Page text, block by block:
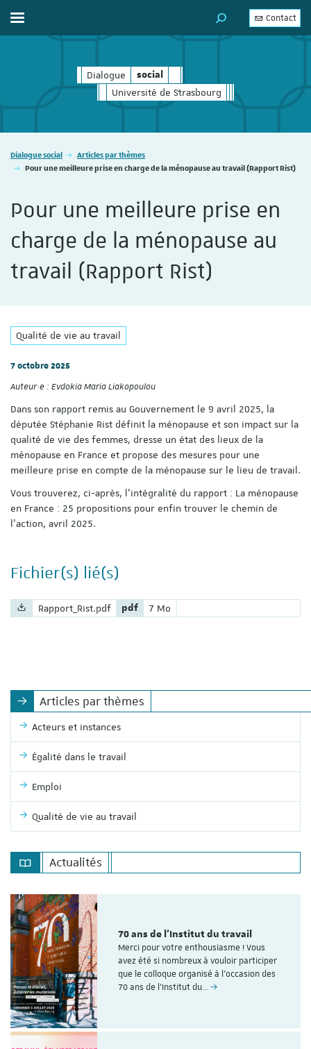
Dialogue social
social
Université de Strasbourg
Afficher / masquer le menu MOTEUR DE
Contact
Vous êtes ici :
Dialogue social
Articles par thèmes
Pour une meilleure prise en charge de la ménopause au travail (Rapport Rist)
Pour une meilleure prise en
charge de la ménopause au
travail (Rapport Rist)
Qualité de vie au travail
7 octobre 2025
Auteur·e : Evdokia Maria Liakopoulou
Dans son rapport remis au Gouvernement le 9 avril 2025, la
députée Stéphanie Rist définit la ménopause et son impact sur la
qualité de vie des femmes, dresse un état des lieux de la
ménopause en France et propose des mesures pour une
meilleure prise en compte de la ménopause sur le lieu de travail.
Vous trouverez, ci-après, l’intégralité du rapport : La ménopause
en France : 25 propositions pour enfin trouver le chemin de
l’action, avril 2025.
Fichier(s) lié(s)
Nom du fichier :
Rapport_Rist.pdf Extension du fichier :
pdf Poids du fichier :
7 Mo
Articles par thèmes
Acteurs et instances
Égalité dans le travail
Emploi
Qualité de vie au travail
Actualités
70 ans de l'Institut du travail
Merci pour votre enthousiasme ! Vous
avez été si nombreux à vouloir participer
que le colloque organisé à l'occasion des
70 ans de l’Institut du…